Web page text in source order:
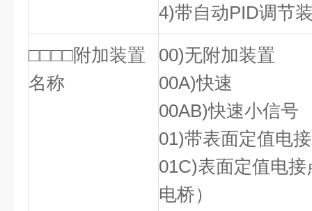
4)带自动PID调节
□□□□附加装置
名称
00)无附加装置
00A)快速
00AB)快速小信号
01)带表面定值电
01C)表面定值电
电桥）